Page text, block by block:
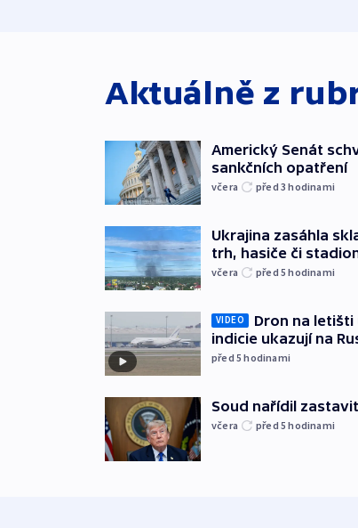
Aktuálně z
Americký Senát
sankčních opatření
včera před 3hodinami
Ukrajina zasáhla
trh, hasiče či
včera před 5hodinami
VIDEO
Dron na
indicie ukazují na
před 5hodinami
Soud nařídil
včera před 5hodinami